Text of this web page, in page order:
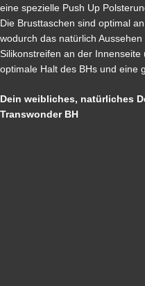
eine spezielle Push Up
Die Brusttaschen sind optimal
wodurch das natürlich
Silikonstreifen an der
optimale Halt des BHs und eine
Dein weibliches, natürliches
Transwonder BH